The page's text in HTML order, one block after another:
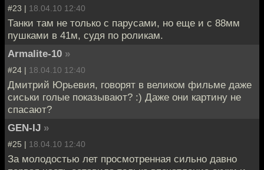
#23 | 18.04.10 12:40
Танки там не только с парусами, но еще и с 88мм
пушками в 41м, судя по роликам.
Armalite-10 »
#24 | 18.04.10 12:40
Дмитрий Юрьевия, говорят в великом фильме даже
сиськи голые показывают? :) Даже они картину не
спасают?
GEN-IJ »
#25 | 18.04.10 12:40
За молодостью лет просмотренная сильно давно